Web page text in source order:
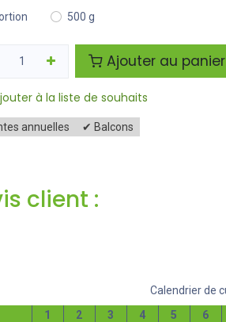
500 g
Ajouter au panier
à la liste de souhaits
annuelles ✔ Balcons
client :
Calendrier de
1
2 3 4 5 6